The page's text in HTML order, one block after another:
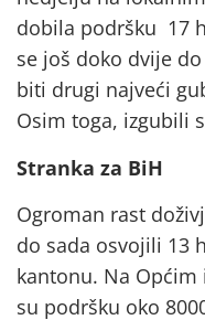
dobila podršku 17
se još doko dvije
biti drugi najveći
Osim toga, izgubili
Stranka za BiH
Ogroman rast
do sada osvojili 13
kantonu. Na
su podršku oko